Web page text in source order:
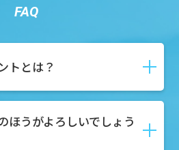
FAQ
トとは？
、求職者様が新しい仕
にサポートしてくれる
ほうがよろしいでしょう